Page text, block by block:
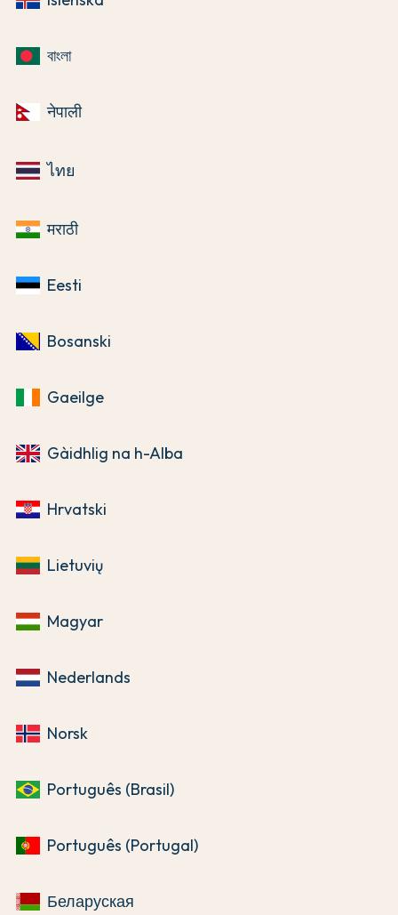
বাংলা
नेपाली
ไทย
मराठी
Eesti
Bosanski
Gaeilge
Gàidhlig na h-Alba
Hrvatski
Lietuvių
Magyar
Nederlands
Norsk
Português (Brasil)
Português (Portugal)
Беларуская